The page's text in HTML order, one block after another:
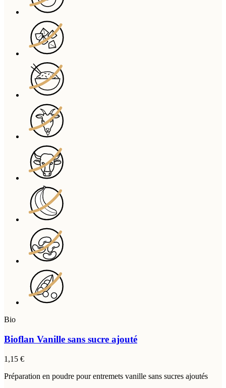
Bio
Bioflan Vanille sans sucre ajouté
1,15 €
Préparation en poudre pour entremets vanille sans sucres ajoutés